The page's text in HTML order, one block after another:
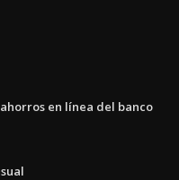
en línea del banco